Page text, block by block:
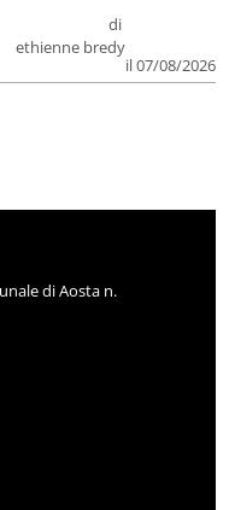
di
ethienne bredy
il 07/08/2026
di Aosta n.